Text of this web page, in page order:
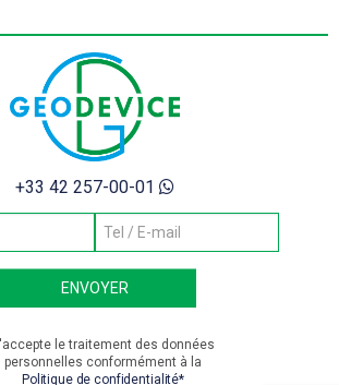
+33 42 257-00-01
le traitement des données
personnelles conformément à la
Politique de confidentialité